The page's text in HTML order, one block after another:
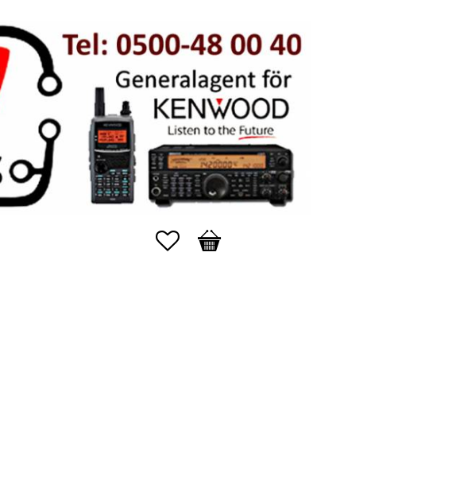
Favorites
Basket